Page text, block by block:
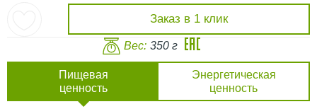
Заказ в 1 клик
Вес: 350 г
Пищевая
ценность
Энергетическая
ценность